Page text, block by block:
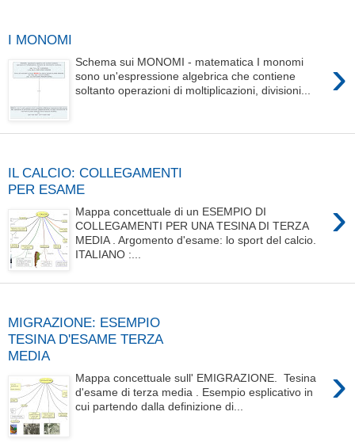
I MONOMI
›
Schema sui MONOMI - matematica I monomi
sono un'espressione algebrica che contiene
soltanto operazioni di moltiplicazioni, divisioni...
IL CALCIO: COLLEGAMENTI
PER ESAME
›
Mappa concettuale di un ESEMPIO DI
COLLEGAMENTI PER UNA TESINA DI TERZA
MEDIA . Argomento d'esame: lo sport del calcio.
ITALIANO :...
MIGRAZIONE: ESEMPIO
TESINA D'ESAME TERZA
MEDIA
›
Mappa concettuale sull' EMIGRAZIONE. Tesina
d'esame di terza media . Esempio esplicativo in
cui partendo dalla definizione di...